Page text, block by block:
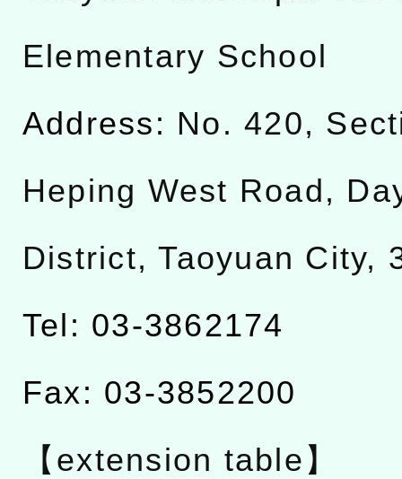
Elementary School
Address: No. 420,
Heping West Road,
District, Taoyuan City,
Tel: 03-3862174
Fax: 03-3852200
【extension table】